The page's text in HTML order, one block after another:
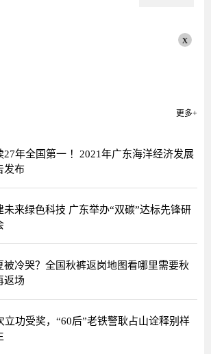
x
更多+
27年全国第一 ！2021年广东海洋经济发展
发布
未来绿色科技 广东举办“双碳”达标先锋研
被冷哭？全国秋裤返岗地图看哪里需要秋
返场
立功受奖，“60后”老铁警耿占山诠释别样